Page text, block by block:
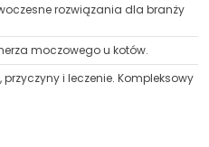
rozwiązania dla branży
moczowego u kotów.
i leczenie. Kompleksowy